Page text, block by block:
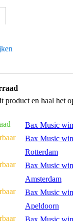
product en haal het
Bax Music
Bax Music
Rotterdam
Bax Music
Amsterdam
Bax Music
Apeldoorn
Bax Music